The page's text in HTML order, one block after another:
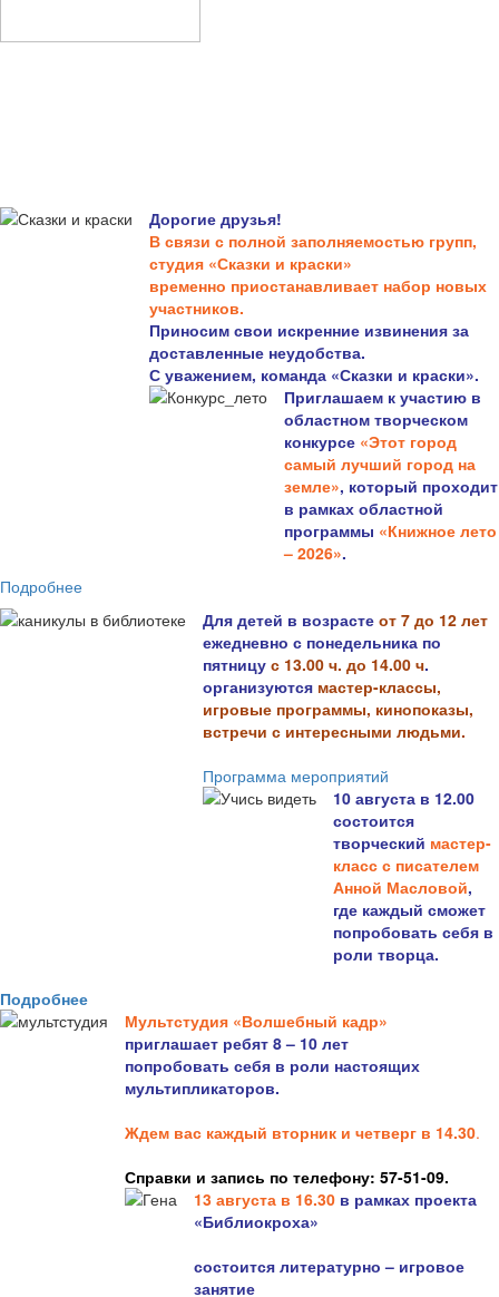
Дорогие друзья!
В связи с полной заполняемостью групп,
студия «Сказки и краски»
временно приостанавливает набор новых
участников.
Приносим свои искренние извинения за
доставленные неудобства.
С уважением, команда «Сказки и краски».
Приглашаем к участию в
областном творческом
конкурсе «Этот город
самый лучший город на
земле», который проходит
в рамках областной
программы «Книжное лето
– 2026».
Подробнее
Для детей в возрасте от 7 до 12 лет
ежедневно с понедельника по
пятницу с 13.00 ч. до 14.00 ч.
организуются мастер-классы,
игровые программы, кинопоказы,
встречи с интересными людьми.
Программа мероприятий
10 августа в 12.00
состоится
творческий мастер-
класс с писателем
Анной Масловой,
где каждый сможет
попробовать себя в
роли творца.
Подробнее
Мультстудия «Волшебный кадр»
приглашает ребят 8 – 10 лет
попробовать себя в роли настоящих
мультипликаторов.
Ждем вас каждый вторник и четверг в 14.30.
Справки и запись по телефону: 57-51-09.
13 августа в 16.30 в рамках проекта
«Библиокроха»
состоится литературно – игровое
занятие